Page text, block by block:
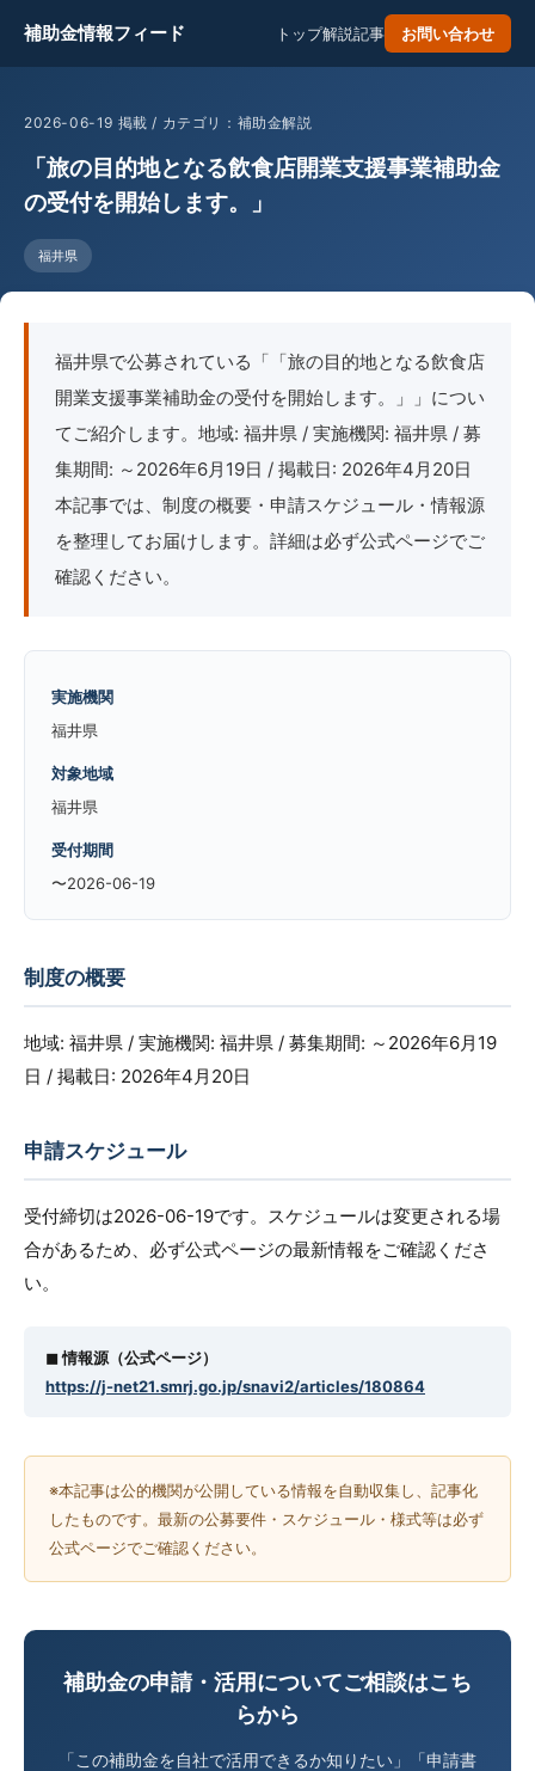
補助金情報フィード トップ解説記事 お問い合わせ
2026-06-19 掲載 / カテゴリ：補助金解説
「旅の目的地となる飲食店開業支援事業補助金
の受付を開始します。」
福井県
福井県で公募されている「「旅の目的地となる飲食店
開業支援事業補助金の受付を開始します。」」につい
てご紹介します。地域: 福井県 / 実施機関: 福井県 / 募
集期間: ～2026年6月19日 / 掲載日: 2026年4月20日
本記事では、制度の概要・申請スケジュール・情報源
を整理してお届けします。詳細は必ず公式ページでご
確認ください。
実施機関
福井県
対象地域
福井県
受付期間
〜2026-06-19
制度の概要
地域: 福井県 / 実施機関: 福井県 / 募集期間: ～2026年6月19
日 / 掲載日: 2026年4月20日
申請スケジュール
受付締切は2026-06-19です。スケジュールは変更される場
合があるため、必ず公式ページの最新情報をご確認くださ
い。
◼︎ 情報源（公式ページ）
https://j-net21.smrj.go.jp/snavi2/articles/180864
※本記事は公的機関が公開している情報を自動収集し、記事化
したものです。最新の公募要件・スケジュール・様式等は必ず
公式ページでご確認ください。
補助金の申請・活用についてご相談はこち
らから
「この補助金を自社で活用できるか知りたい」「申請書